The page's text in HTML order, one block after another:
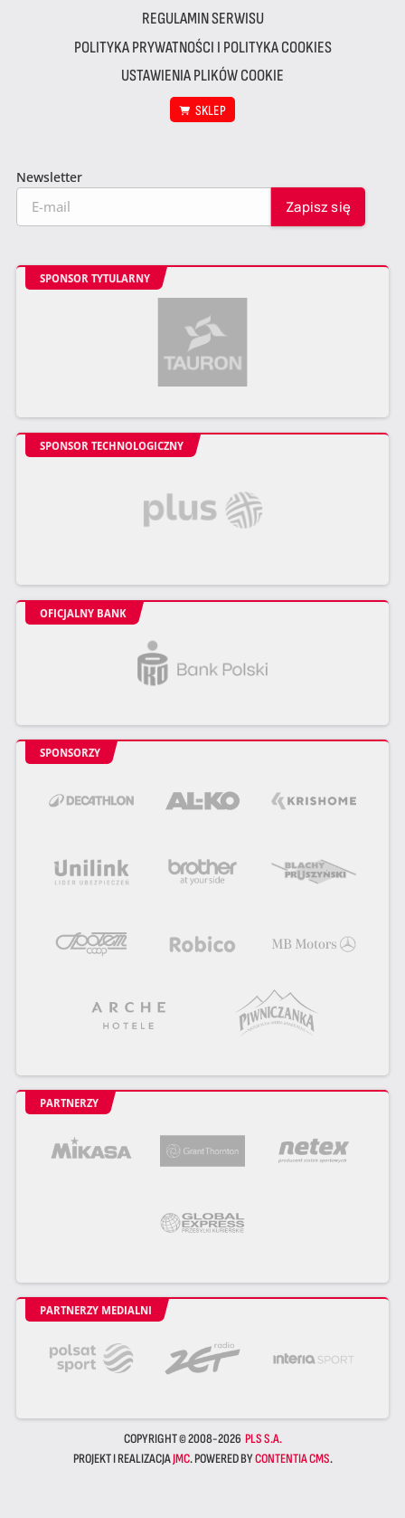
REGULAMIN SERWISU
POLITYKA PRYWATNOŚCI I POLITYKA COOKIES
USTAWIENIA PLIKÓW COOKIE
SKLEP
Newsletter
SPONSOR TYTULARNY
SPONSOR TECHNOLOGICZNY
OFICJALNY BANK
SPONSORZY
PARTNERZY
PARTNERZY MEDIALNI
COPYRIGHT © 2008-2026 PLS S.A.
PROJEKT I REALIZACJAJMC. POWERED BYCONTENTIA CMS.